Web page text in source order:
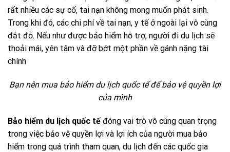
rất nhiều các sự cố, tai nạn không mong muốn phát sinh.
Trong khi đó, các chi phí về tai nạn, y tế ở ngoài lại vô cùng
đắt đỏ. Nếu như được bảo hiểm hỗ trợ, người đi du lịch sẽ
thoải mái, yên tâm và đỡ bớt một phần về gánh nặng tài
chính
Bạn nên mua bảo hiểm du lịch quốc tế để bảo vệ quyền lợi
của mình
Bảo hiểm du lịch quốc tếđóng vai trò vô cùng quan trọng
trong việc bảo vệ quyền lợi và lợi ích của người mua bảo
hiểm trong quá trình tham quan, du lịch đến các quốc gia